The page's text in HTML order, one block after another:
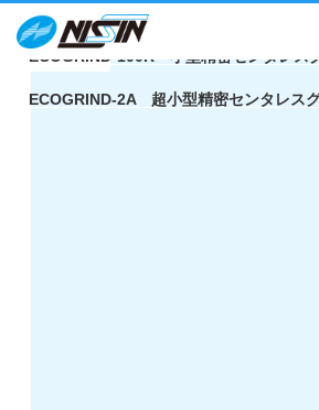
TYPE:ECOGRINDシリーズ
ECOGRIND-100R 小型精密センタレス
ECOGRIND-2A 超小型精密センタレス